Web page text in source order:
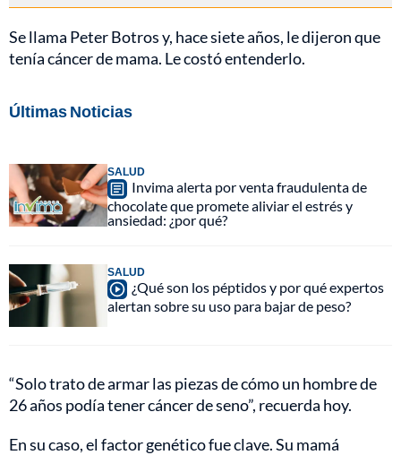
Se llama Peter Botros y, hace siete años, le dijeron que
tenía cáncer de mama. Le costó entenderlo.
Últimas Noticias
SALUD
Invima alerta por venta fraudulenta de
chocolate que promete aliviar el estrés y
ansiedad: ¿por qué?
SALUD
¿Qué son los péptidos y por qué expertos
alertan sobre su uso para bajar de peso?
“Solo trato de armar las piezas de cómo un hombre de
26 años podía tener cáncer de seno”, recuerda hoy.
En su caso, el factor genético fue clave. Su mamá